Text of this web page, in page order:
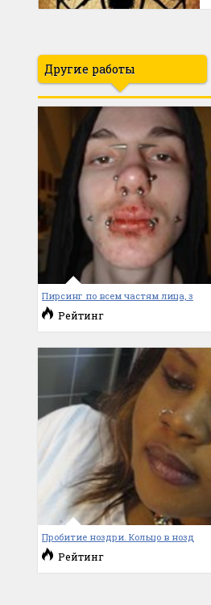
Другие работы
Пирсинг по всем частям лица, з
Рейтинг
Пробитие ноздри. Кольцо в нозд
Рейтинг